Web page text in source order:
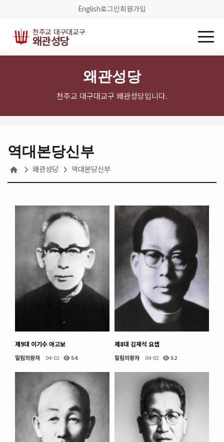
English로그인회원가입
천주교 대구대교구
왜관성당
왜관성당
천주교 대구대교구 왜관성당입니다.
역대본당신부
왜관성당 역대본당신부
제9대 이기수 야고보
밀림의왕자 04-02 54
제8대 김재석 요셉
밀림의왕자 04-02 52